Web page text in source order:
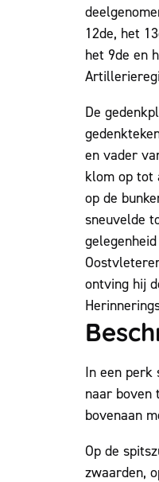
12de, het
het 9de en
De
en vader
klom op tot
op de
sneuvelde
ontving hij
In een perk
naar boven
bovenaan
Op de
zwaarden,